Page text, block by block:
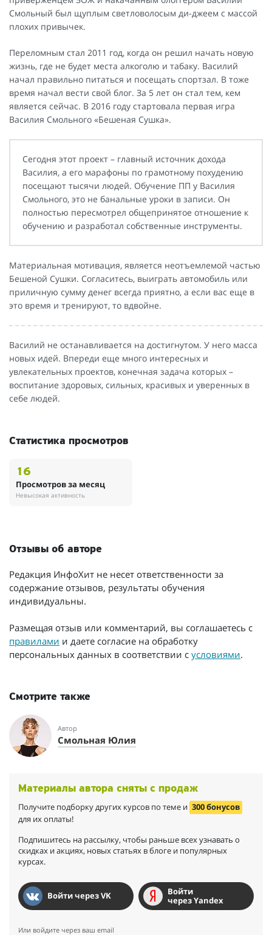
Смольный был щуплым светловолосым ди-джеем с массой
плохих привычек.
Переломным стал 2011 год, когда он решил начать новую
жизнь, где не будет места алкоголю и табаку. Василий
начал правильно питаться и посещать спортзал. В тоже
время начал вести свой блог. За 5 лет он стал тем, кем
является сейчас. В 2016 году стартовала первая игра
Василия Смольного «Бешеная Сушка».
Сегодня этот проект – главный источник дохода
Василия, а его марафоны по грамотному похудению
посещают тысячи людей. Обучение ПП у Василия
Смольного, это не банальные уроки в записи. Он
полностью пересмотрел общепринятое отношение к
обучению и разработал собственные инструменты.
Материальная мотивация, является неотъемлемой частью
Бешеной Сушки. Согласитесь, выиграть автомобиль или
приличную сумму денег всегда приятно, а если вас еще в
это время и тренируют, то вдвойне.
Василий не останавливается на достигнутом. У него масса
новых идей. Впереди еще много интересных и
увлекательных проектов, конечная задача которых –
воспитание здоровых, сильных, красивых и уверенных в
себе людей.
Статистика просмотров
16
Просмотров за месяц
Невысокая активность
Отзывы об авторе
Редакция ИнфоХит не несет ответственности за
содержание отзывов, результаты обучения
индивидуальны.
Размещая отзыв или комментарий, вы соглашаетесь с
правилами и даете согласие на обработку
персональных данных в соответствии с условиями.
Смотрите также
Автор
Смольная Юлия
Материалы автора сняты с продаж
Получите подборку других курсов по теме и 300 бонусов
для их оплаты!
Подпишитесь на рассылку, чтобы раньше всех узнавать о
скидках и акциях, новых статьях в блоге и популярных
курсах.
Войти через VK
Войти
через Yandex
Или войдите через ваш email